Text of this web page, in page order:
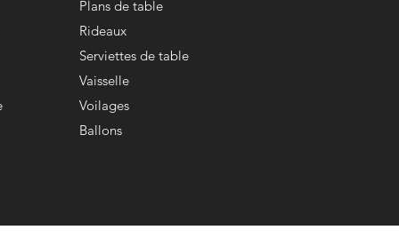
Plans de table
Rideaux
Serviettes de table
Vaisselle
Voilages
Ballons